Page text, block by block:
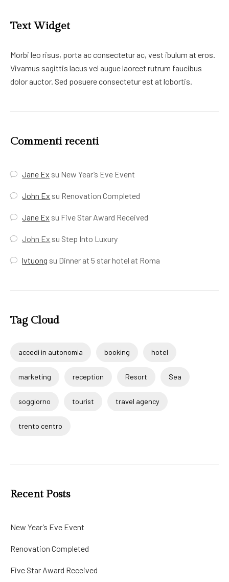
Text Widget
Morbi leo risus, porta ac consectetur ac, vest ibulum at eros.
Vivamus sagittis lacus vel augue laoreet rutrum faucibus
dolor auctor. Sed posuere consectetur est at lobortis.
Commenti recenti
Jane Ex su New Year’s Eve Event
John Ex su Renovation Completed
Jane Ex su Five Star Award Received
John Ex su Step Into Luxury
lvtuong su Dinner at 5 star hotel at Roma
Tag Cloud
accedi in autonomia booking hotel
marketing reception Resort Sea
soggiorno tourist travel agency
trento centro
Recent Posts
New Year’s Eve Event
Renovation Completed
Five Star Award Received